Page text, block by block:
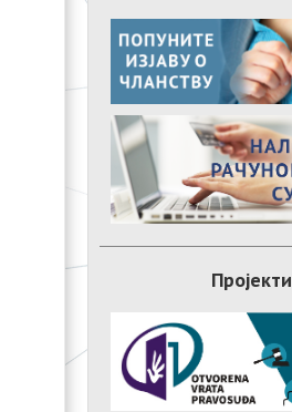
Пројекти